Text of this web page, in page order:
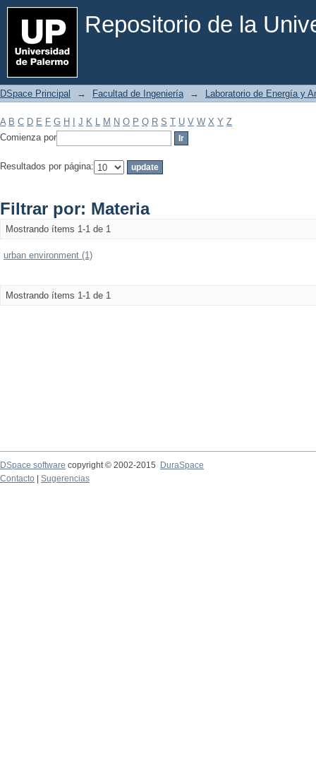
Repositorio de la
Filtrar por: Materia
DSpace Principal → Facultad de Ingeniería → Laboratorio de Energía y
A B C D E F G H J K L M N O P Q R S T U V W X Y Z
Comienza por
Resultados por página:
Filtrar por: Materia
Mostrando ítems 1-1 de 1
urban environment (1)
Mostrando ítems 1-1 de 1
DSpace software copyright © 2002-2015
DuraSpace
Contacto
Sugerencias